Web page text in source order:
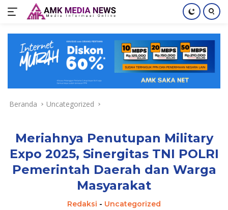
konten
Beranda Uncategorized
Meriahnya Penutupan Military
Expo 2025, Sinergitas TNI POLRI
Pemerintah Daerah dan Warga
Masyarakat
Redaksi - Uncategorized